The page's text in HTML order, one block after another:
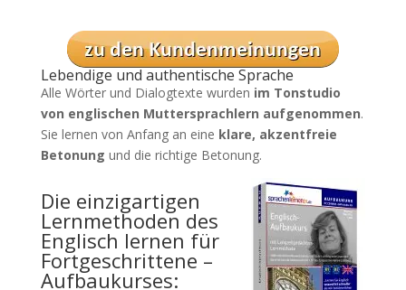
Lebendige und authentische Sprache
Alle Wörter und Dialogtexte wurden im Tonstudio
von englischen Muttersprachlern aufgenommen.
Sie lernen von Anfang an eine klare, akzentfreie
Betonung und die richtige Betonung.
Die einzigartigen
Lernmethoden des
Englisch lernen für
Fortgeschrittene –
Aufbaukurses: